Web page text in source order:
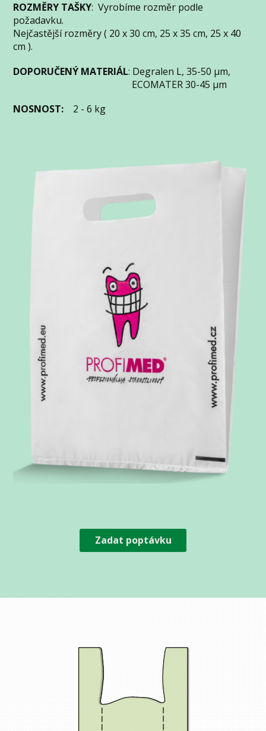
ROZMĚRY TAŠKY: Vyrobíme rozměr podle
požadavku.
Nejčastější rozměry ( 20 x 30 cm, 25 x 35 cm, 25 x 40
cm ).
DOPORUČENÝ MATERIÁL: Degralen L, 35-50 µm,
ECOMATER 30-45 µm
NOSNOST:
2 - 6 kg
Zadat poptávku